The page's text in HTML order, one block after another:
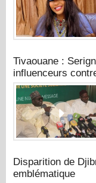
Tivaouane :
influenceurs
Disparition de
emblématique